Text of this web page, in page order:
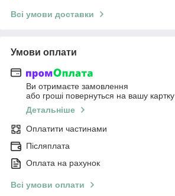
Всі умови доставки
Умови оплати
Ви отримаєте замовлення
або гроші повернуться на вашу картку
Детальніше
Оплатити частинами
Післяплата
Оплата на рахунок
Всі умови оплати